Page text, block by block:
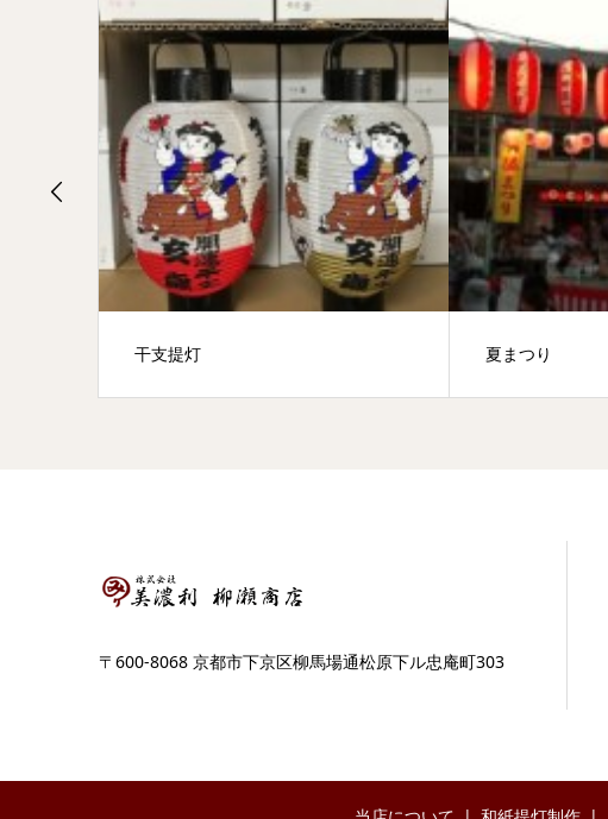
干支提灯 夏まつり
〒600-8068 京都市下京区柳馬場通松原下ル忠庵町303